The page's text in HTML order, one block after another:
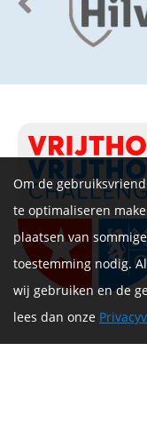
Om de
te optimaliseren
plaatsen van
toestemming nodig.
wij gebruiken en de
lees dan onze